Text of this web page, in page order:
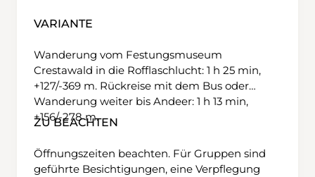
VARIANTE
Wanderung vom Festungsmuseum
Crestawald in die Rofflaschlucht: 1 h 25 min,
+127/-369 m. Rückreise mit dem Bus oder
Wanderung weiter bis Andeer: 1 h 13 min,
+156/-278 m.
ZU BEACHTEN
Öffnungszeiten beachten. Für Gruppen sind
geführte Besichtigungen, eine Verpflegung